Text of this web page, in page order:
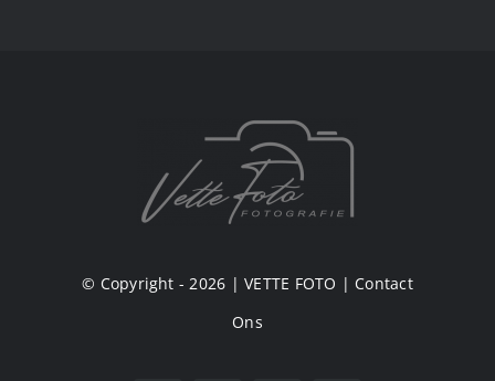
© Copyright - 2026 |VETTE FOTO | Contact
Ons